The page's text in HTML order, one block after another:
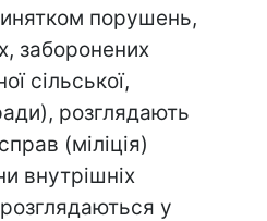
порушень,
заборонених
сільської,
розглядають
(міліція)
внутрішніх
у